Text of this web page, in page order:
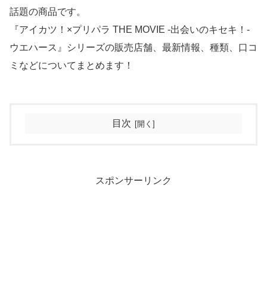
話題の商品です。
『アイカツ！×プリパラ THE MOVIE ‐出会いのキセキ！‐
ウエハース』シリーズの販売店舗、最新情報、種類、口コ
ミなどについてまとめます！
目次
スポンサーリンク